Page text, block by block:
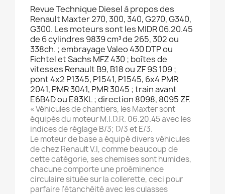
Revue Technique Diesel à propos des
Renault Maxter 270, 300, 340, G270, G340,
G300. Les moteurs sont les MIDR 06.20.45
de 6 cylindres 9839 cm³ de 265, 302 ou
338ch. ; embrayage Valeo 430 DTP ou
Fichtel et Sachs MFZ 430 ; boîtes de
vitesses Renault B9, B18 ou ZF 9S 109 ;
pont 4x2 P1345, P1541, P1545, 6x4 PMR
2041, PMR 3041, PMR 3045 ; train avant
E6B4D ou E83KL ; direction 8098, 8095 ZF.
« Véhicules de chantiers, les Maxter sont
équipés du moteur M.I.D.R. 06.20.45 avec les
indices de réglage B/3; D/3 et E/3.
Le moteur de base a équipé divers véhicules
de chez Renault V.I, comme beaucoup de
cette catégorie, ses chemises sont humides,
chacune comporte une proéminence
circulaire située sur la collerette, ceci pour
parfaire l'étanchéité avec les culasses